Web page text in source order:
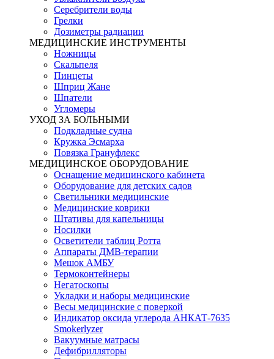
Серебрители воды
Грелки
Дозиметры радиации
МЕДИЦИНСКИЕ ИНСТРУМЕНТЫ
Ножницы
Скальпеля
Пинцеты
Шприц Жане
Шпатели
Угломеры
УХОД ЗА БОЛЬНЫМИ
Подкладные судна
Кружка Эсмарха
Повязка Грануфлекс
МЕДИЦИНСКОЕ ОБОРУДОВАНИЕ
Оснащение медицинского кабинета
Оборудование для детских садов
Светильники медицинские
Медицинские коврики
Штативы для капельницы
Носилки
Осветители таблиц Ротта
Аппараты ДМВ-терапии
Мешок АМБУ
Термоконтейнеры
Негатоскопы
Укладки и наборы медицинские
Весы медицинские с поверкой
Индикатор оксида углерода АНКАТ-7635
Smokerlyzer
Вакуумные матрасы
Дефибрилляторы